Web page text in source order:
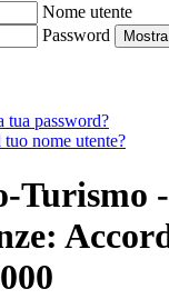
Nome utente
Password
tua password?
nome utente?
Turismo